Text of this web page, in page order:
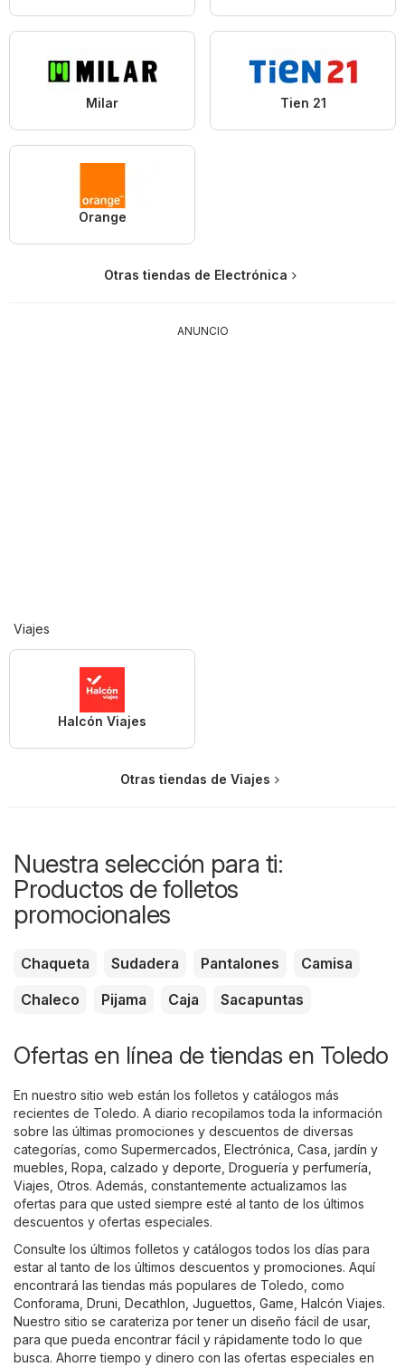
Milar Tien 21
Orange
Otras tiendas de Electrónica
ANUNCIO
Viajes
Halcón Viajes
Otras tiendas de Viajes
Nuestra selección para ti:
Productos de folletos
promocionales
Chaqueta Sudadera Pantalones
Camisa
Chaleco
Pijama Caja Sacapuntas
Ofertas en línea de tiendas en Toledo
En nuestro sitio web están los folletos y catálogos más
recientes de Toledo. A diario recopilamos toda la información
sobre las últimas promociones y descuentos de diversas
categorías, como Supermercados Electrónica Casa, jardín y
muebles Ropa, calzado y deporte Droguería y perfumería
Viajes Otros. Además, constantemente actualizamos las
ofertas para que usted siempre esté al tanto de los últimos
descuentos y ofertas especiales.
Consulte los últimos folletos y catálogos todos los días para
estar al tanto de los últimos descuentos y promociones. Aquí
encontrará las tiendas más populares de Toledo, como
Conforama Druni Decathlon Juguettos Game Halcón Viajes.
Nuestro sitio se carateriza por tener un diseño fácil de usar,
para que pueda encontrar fácil y rápidamente todo lo que
busca. Ahorre tiempo y dinero con las ofertas especiales en